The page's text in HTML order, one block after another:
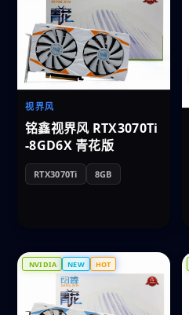
视界风
铭鑫视界风 RTX3070Ti
-8GD6X 青花版
RTX3070Ti 8GB
NVIDIA NEW HOT